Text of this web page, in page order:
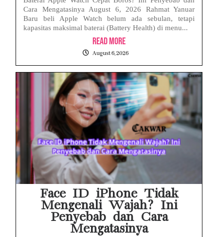
Cara Mengatasinya August 6, 2026 Rahmat Yanuar
Baru beli Apple Watch belum ada sebulan, tetapi
kapasitas maksimal baterai (Battery Health) di menu...
Read More
August 6, 2026
Face ID iPhone Tidak
Mengenali Wajah? Ini
Penyebab dan Cara
Mengatasinya